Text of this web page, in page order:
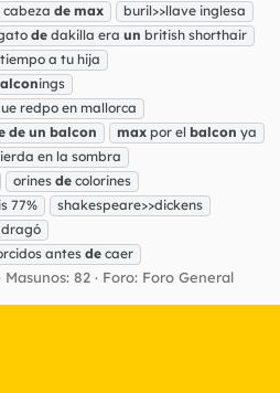
de max
buril>>llave inglesa
de dakilla era un british shorthair
a tu hija
ings
redpo en mallorca
de un balcon max por el balcon ya
en la sombra
orines de colorines
77%
shakespeare>>dickens
dragó
antes de caer
Masunos: 82 Foro: Foro General